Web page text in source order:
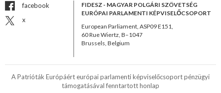
facebook
x
FIDESZ - MAGYAR POLGÁRI SZÖVETSÉG
EURÓPAI PARLAMENTI KÉPVISELŐCSOPORT
European Parliament, ASP09 E151,
60 Rue Wiertz, B–1047
Brussels, Belgium
A Patrióták Európáért európai parlamenti képviselőcsoport pénzügyi
támogatásával fenntartott honlap